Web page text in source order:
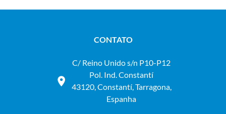
CONTATO
C/ Reino Unido s/n P10-P12
Pol. Ind. Constantí
43120, Constantí, Tarragona,
Espanha